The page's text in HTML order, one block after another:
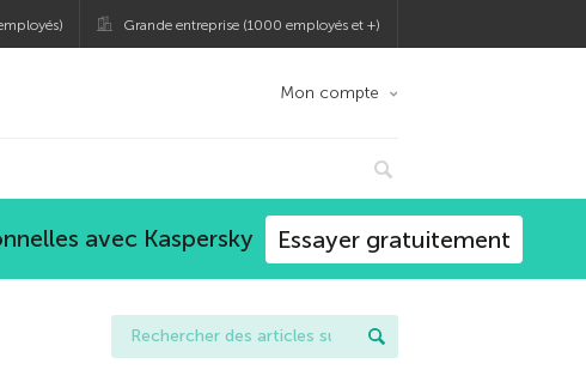
Grande entreprise (1000 employés et +)
Mon compte
avec Kaspersky Essayer gratuitement